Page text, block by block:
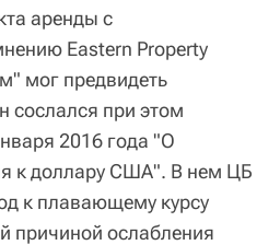
аренды с
Eastern Property
мог предвидеть
сослался при этом
2016 года "О
к доллару США". В нем ЦБ
к плавающему курсу
причиной ослабления